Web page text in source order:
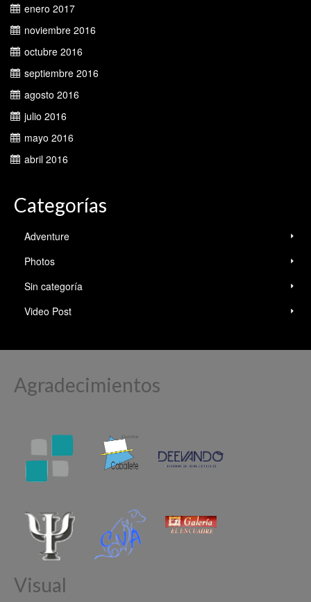
enero 2017
noviembre 2016
octubre 2016
septiembre 2016
agosto 2016
julio 2016
mayo 2016
abril 2016
Categorías
Adventure
Photos
Sin categoría
Video Post
Agradecimientos
Visual